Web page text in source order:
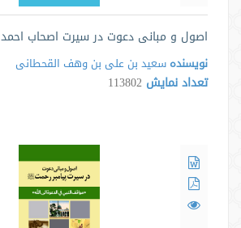
اصول و مبانی دعوت در سیرت اصحاب احمد
نویسنده سعید بن علی بن وهف القحطانی
تعداد نمایش 113802